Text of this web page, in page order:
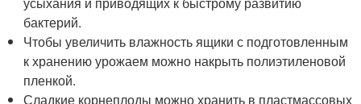
бактерий.
Чтобы увеличить влажность ящики с подготовленным
к хранению урожаем можно накрыть полиэтиленовой
пленкой.
Сладкие корнеплоды можно хранить в пластмассовых